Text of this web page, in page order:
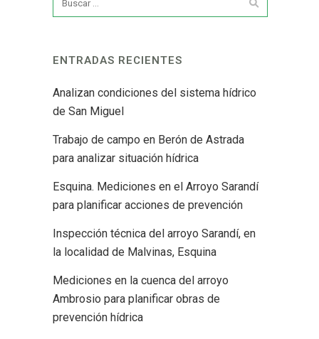
ENTRADAS RECIENTES
Analizan condiciones del sistema hídrico
de San Miguel
Trabajo de campo en Berón de Astrada
para analizar situación hídrica
Esquina. Mediciones en el Arroyo Sarandí
para planificar acciones de prevención
Inspección técnica del arroyo Sarandí, en
la localidad de Malvinas, Esquina
Mediciones en la cuenca del arroyo
Ambrosio para planificar obras de
prevención hídrica